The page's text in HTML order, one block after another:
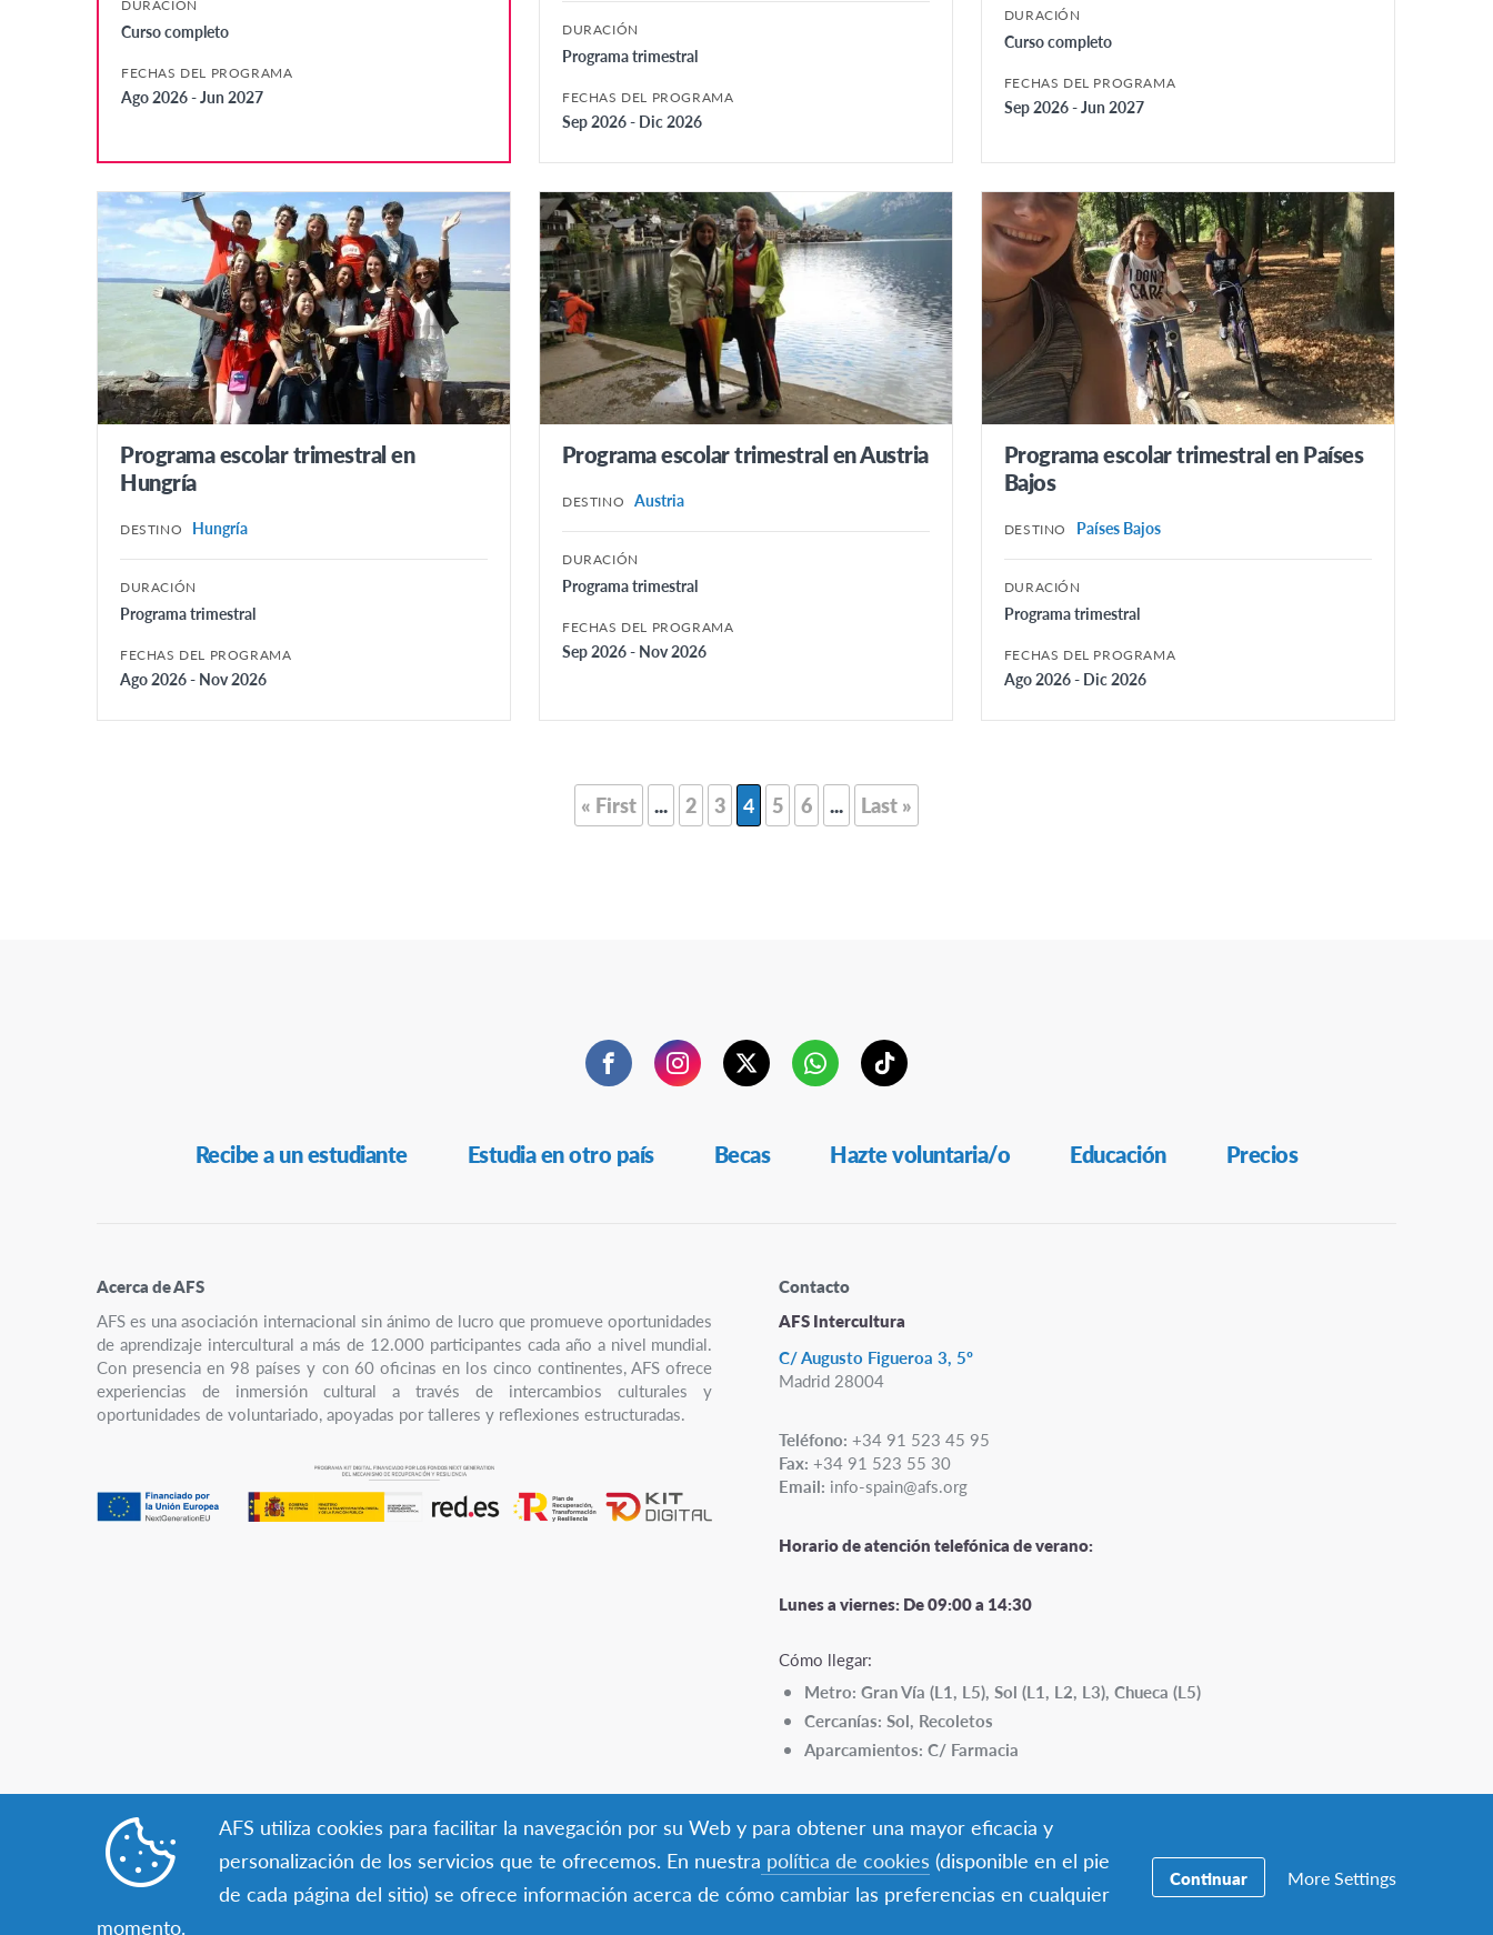
DURACIÓN
Curso completo
FECHAS DEL PROGRAMA
Ago 2026 - Jun 2027
DURACIÓN
Programa trimestral
FECHAS DEL PROGRAMA
Sep 2026 - Dic 2026
DURACIÓN
Curso completo
FECHAS DEL PROGRAMA
Sep 2026 - Jun 2027
Programa escolar trimestral en
Hungría
DESTINO Hungría
DURACIÓN
Programa trimestral
FECHAS DEL PROGRAMA
Ago 2026 - Nov 2026
Programa escolar trimestral en Austria
DESTINO Austria
DURACIÓN
Programa trimestral
FECHAS DEL PROGRAMA
Sep 2026 - Nov 2026
Programa escolar trimestral en Países
Bajos
DESTINO Países Bajos
DURACIÓN
Programa trimestral
FECHAS DEL PROGRAMA
Ago 2026 - Dic 2026
« First ... 2 3 4 5 6 ... Last »
FacebookInstagramTwitterWhatsAppTikTok
Recibe a un estudiante Estudia en otro país Becas Hazte voluntaria/o Educación Precios
Contacto
AFS Intercultura
C/ Augusto Figueroa 3, 5º
Madrid 28004
Teléfono:+34 91 523 45 95
Fax:+34 91 523 55 30
Email: info-spain@afs.org
Horario de atención telefónica de verano:
Lunes a viernes: De 09:00 a 14:30
Cómo llegar:
Metro: Gran Vía (L1, L5), Sol (L1, L2, L3), Chueca (L5)
Cercanías: Sol, Recoletos
Aparcamientos: C/ Farmacia
Acerca de AFS
AFS es una asociación internacional sin ánimo de lucro que promueve oportunidades
de aprendizaje intercultural a más de 12.000 participantes cada año a nivel mundial.
Con presencia en 98 países y con 60 oficinas en los cinco continentes, AFS ofrece
experiencias de inmersión cultural a través de intercambios culturales y
oportunidades de voluntariado, apoyadas por talleres y reflexiones estructuradas.
AFS utiliza cookies para facilitar la navegación por su Web y para obtener una mayor eficacia y
personalización de los servicios que te ofrecemos. En nuestra política de cookies (disponible en el pie
de cada página del sitio) se ofrece información acerca de cómo cambiar las preferencias en cualquier
momento.
Continuar More Settings